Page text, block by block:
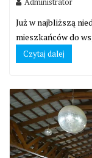
Już w najbliższą
mieszkańców do
Czytaj dalej